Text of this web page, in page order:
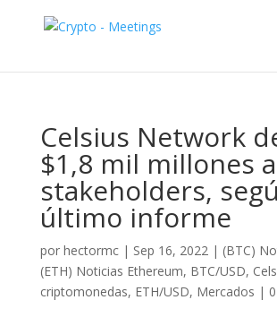
Celsius Network
$1,8 mil millones
stakeholders,
último informe
por hectormc| Sep 16, 2022| (BTC)
(ETH) Noticias Ethereum, BTC/USD,
criptomonedas, ETH/USD, Mercados |